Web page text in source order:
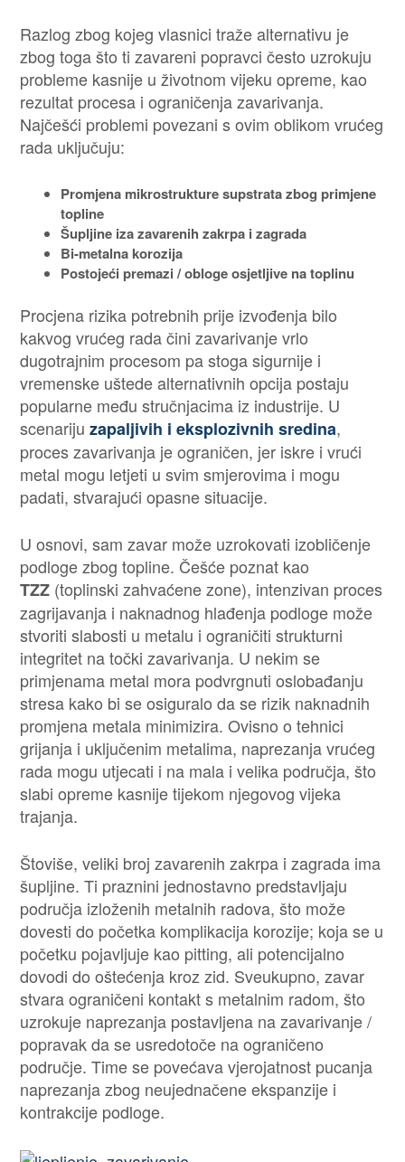
Razlog zbog kojeg vlasnici traže alternativu je
zbog toga što ti zavareni popravci često uzrokuju
probleme kasnije u životnom vijeku opreme, kao
rezultat procesa i ograničenja zavarivanja.
Najčešći problemi povezani s ovim oblikom vrućeg
rada uključuju:
Promjena mikrostrukture supstrata zbog primjene
topline
Šupljine iza zavarenih zakrpa i zagrada
Bi-metalna korozija
Postojeći premazi / obloge osjetljive na toplinu
Procjena rizika potrebnih prije izvođenja bilo
kakvog vrućeg rada čini zavarivanje vrlo
dugotrajnim procesom pa stoga sigurnije i
vremenske uštede alternativnih opcija postaju
popularne među stručnjacima iz industrije. U
scenariju zapaljivih i eksplozivnih sredina,
proces zavarivanja je ograničen, jer iskre i vrući
metal mogu letjeti u svim smjerovima i mogu
padati, stvarajući opasne situacije.
U osnovi, sam zavar može uzrokovati izobličenje
podloge zbog topline. Češće poznat kao
TZZ (toplinski zahvaćene zone), intenzivan proces
zagrijavanja i naknadnog hlađenja podloge može
stvoriti slabosti u metalu i ograničiti strukturni
integritet na točki zavarivanja. U nekim se
primjenama metal mora podvrgnuti oslobađanju
stresa kako bi se osiguralo da se rizik naknadnih
promjena metala minimizira. Ovisno o tehnici
grijanja i uključenim metalima, naprezanja vrućeg
rada mogu utjecati i na mala i velika područja, što
slabi opreme kasnije tijekom njegovog vijeka
trajanja.
Štoviše, veliki broj zavarenih zakrpa i zagrada ima
šupljine. Ti praznini jednostavno predstavljaju
područja izloženih metalnih radova, što može
dovesti do početka komplikacija korozije; koja se u
početku pojavljuje kao pitting, ali potencijalno
dovodi do oštećenja kroz zid. Sveukupno, zavar
stvara ograničeni kontakt s metalnim radom, što
uzrokuje naprezanja postavljena na zavarivanje /
popravak da se usredotoče na ograničeno
područje. Time se povećava vjerojatnost pucanja
naprezanja zbog neujednačene ekspanzije i
kontrakcije podloge.